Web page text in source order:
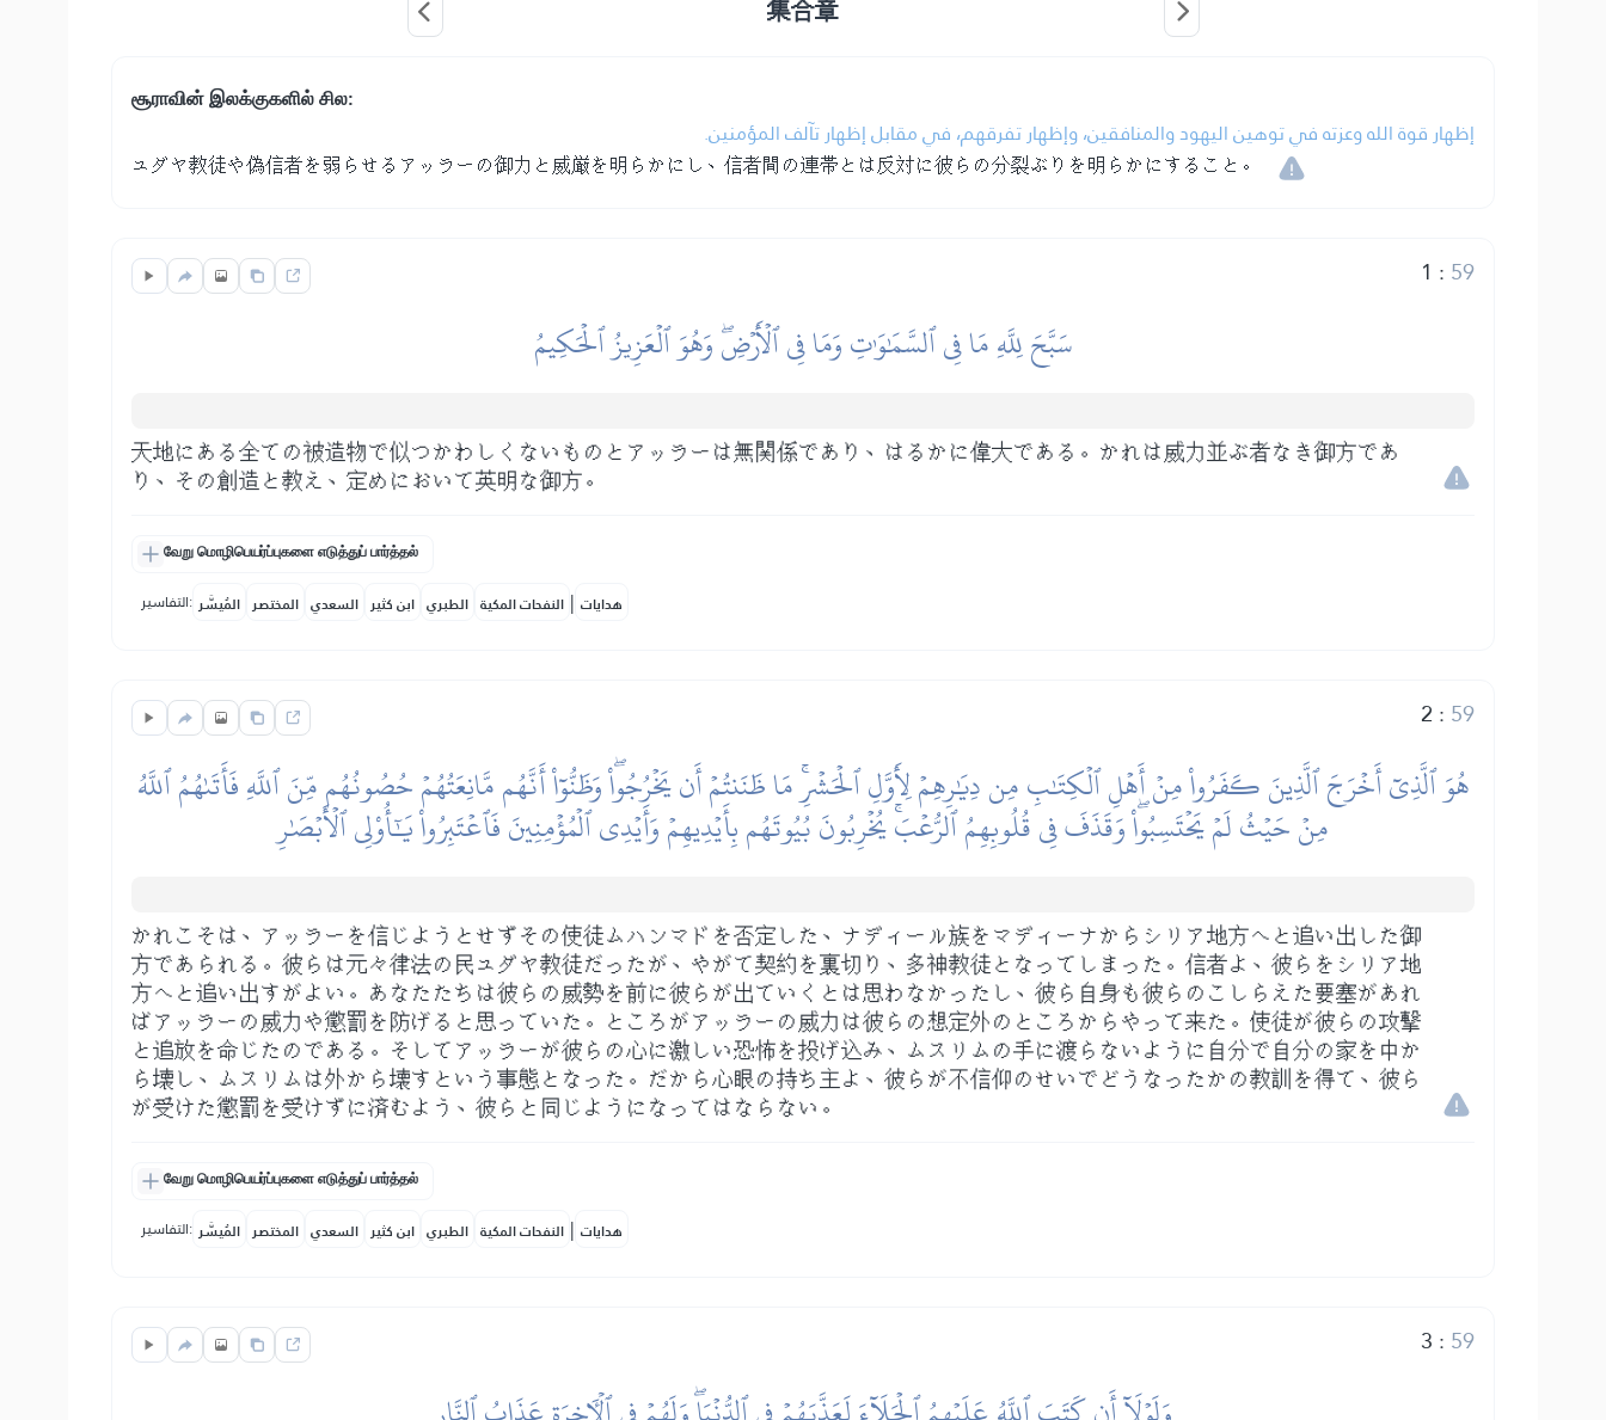
集合章
சூராவின் இலக்குகளில் சில:
إظهار قوة الله وعزته في توهين اليهود والمنافقين، وإظهار تفرقهم، في مقابل إظهار تآلف المؤمنين.
ユダヤ教徒や偽信者を弱らせるアッラーの御力と威厳を明らかにし、信者間の連帯とは反対に彼らの分裂ぶりを明らかにすること。
1 : 59
سَبَّحَ لِلَّهِ مَا فِي ٱلسَّمَٰوَٰتِ وَمَا فِي ٱلۡأَرۡضِۖ وَهُوَ ٱلۡعَزِيزُ ٱلۡحَكِيمُ
天地にある全ての被造物で似つかわしくないものとアッラーは無関係であり、はるかに偉大である。かれは威力並ぶ者なき御方であ
り、その創造と教え、定めにおいて英明な御方。
வேறு மொழிபெயர்ப்புகளை எடுத்துப் பார்த்தல்
التفاسير: المُيسَّر المختصر السعدي ابن كثير الطبري النفحات المكية | هدايات
2 : 59
هُوَ ٱلَّذِيٓ أَخۡرَجَ ٱلَّذِينَ كَفَرُواْ مِنۡ أَهۡلِ ٱلۡكِتَٰبِ مِن دِيَٰرِهِمۡ لِأَوَّلِ ٱلۡحَشۡرِۚ مَا ظَنَنتُمۡ أَن يَخۡرُجُواْۖ وَظَنُّوٓاْ أَنَّهُم مَّانِعَتُهُمۡ حُصُونُهُم مِّنَ ٱللَّهِ فَأَتَىٰهُمُ ٱللَّهُ
مِنۡ حَيۡثُ لَمۡ يَحۡتَسِبُواْۖ وَقَذَفَ فِي قُلُوبِهِمُ ٱلرُّعۡبَۚ يُخۡرِبُونَ بُيُوتَهُم بِأَيۡدِيهِمۡ وَأَيۡدِي ٱلۡمُؤۡمِنِينَ فَٱعۡتَبِرُواْ يَٰٓأُوْلِي ٱلۡأَبۡصَٰرِ
かれこそは、アッラーを信じようとせずその使徒ムハンマドを否定した、ナディール族をマディーナからシリア地方へと追い出した御
方であられる。彼らは元々律法の民ユダヤ教徒だったが、やがて契約を裏切り、多神教徒となってしまった。信者よ、彼らをシリア地
方へと追い出すがよい。あなたたちは彼らの威勢を前に彼らが出ていくとは思わなかったし、彼ら自身も彼らのこしらえた要塞があれ
ばアッラーの威力や懲罰を防げると思っていた。ところがアッラーの威力は彼らの想定外のところからやって来た。使徒が彼らの攻撃
と追放を命じたのである。そしてアッラーが彼らの心に激しい恐怖を投げ込み、ムスリムの手に渡らないように自分で自分の家を中か
ら壊し、ムスリムは外から壊すという事態となった。だから心眼の持ち主よ、彼らが不信仰のせいでどうなったかの教訓を得て、彼ら
が受けた懲罰を受けずに済むよう、彼らと同じようになってはならない。
வேறு மொழிபெயர்ப்புகளை எடுத்துப் பார்த்தல்
التفاسير: المُيسَّر المختصر السعدي ابن كثير الطبري النفحات المكية | هدايات
3 : 59